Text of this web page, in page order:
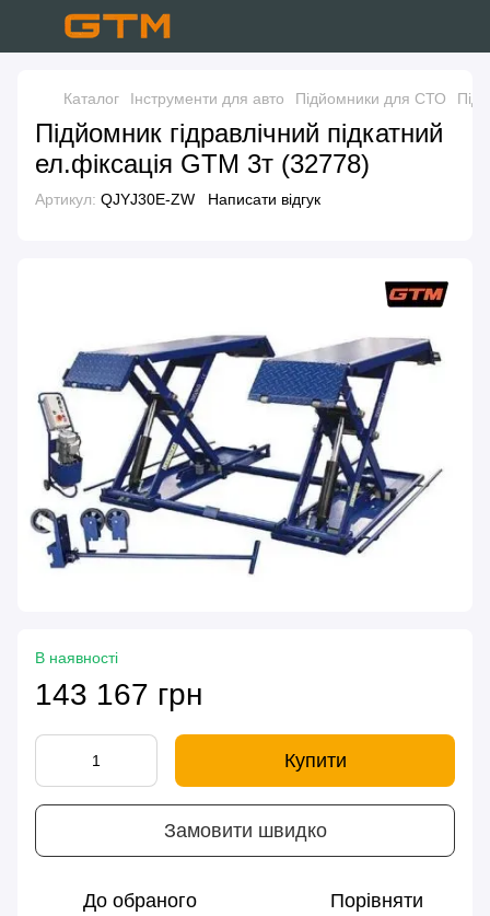
Каталог Інструменти для авто Підйомники для СТО
Підйомник гідравлічний підкатний
ел.фіксація GTM 3т (32778)
Артикул: QJYJ30E-ZW Написати відгук
В наявності
143 167 грн
Купити
Замовити швидко
До обраного Порівняти